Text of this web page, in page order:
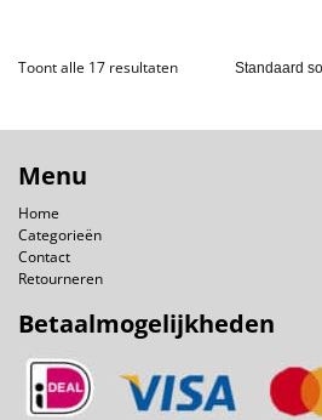
Toont alle 17 resultaten
Menu
Home
Categorieën
Contact
Retourneren
Betaalmogelijkheden